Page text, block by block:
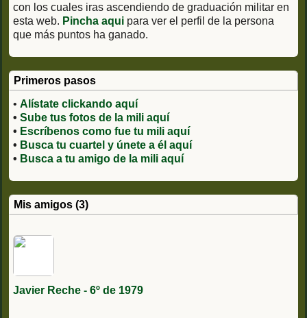
con los cuales iras ascendiendo de graduación militar en
esta web. Pincha aqui para ver el perfil de la persona
que más puntos ha ganado.
Primeros pasos
• Alístate clickando aquí
• Sube tus fotos de la mili aquí
• Escríbenos como fue tu mili aquí
• Busca tu cuartel y únete a él aquí
• Busca a tu amigo de la mili aquí
Mis amigos (3)
Javier Reche - 6º de 1979